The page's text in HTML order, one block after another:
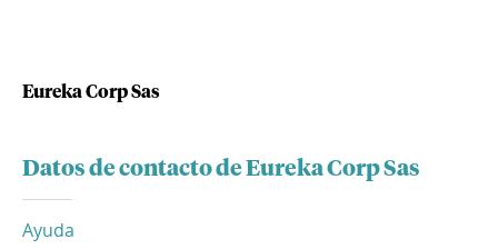
Eureka Corp Sas
Datos de contacto de Eureka Corp Sas
Ayuda